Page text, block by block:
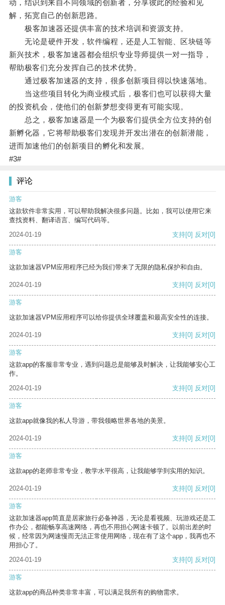
动，结识到来自不同领域的创新者，分享彼此的经验和见
解，拓宽自己的创新思路。
极客加速器还提供丰富的技术培训和资源支持。
无论是硬件开发，软件编程，还是人工智能、区块链等
新兴技术，极客加速器都会组织专业导师提供一对一指导，
帮助极客们充分发挥自己的技术优势。
通过极客加速器的支持，很多创新项目得以快速落地。
当这些项目转化为商业模式后，极客们也可以获得大量
的投资机会，使他们的创新梦想变得更有可能实现。
总之，极客加速器是一个为极客们提供全方位支持的创
新孵化器，它将帮助极客们发现并开发出潜在的创新潜能，
进而加速他们的创新项目的孵化和发展。
#3#
评论
游客
这款软件非常实用，可以帮助我解决很多问题。比如，我可以使用它来
查找资料、翻译语言、编写代码等。
2024-01-19
支持[0] 反对[0]
游客
这款加速器VPM应用程序已经为我们带来了无限的隐私保护和自由。
2024-01-19 支持[0] 反对[0]
游客
这款加速器VPM应用程序可以给你提供全球覆盖和最高安全性的连接。
2024-01-19 支持[0] 反对[0]
游客
这款app的客服非常专业，遇到问题总是能够及时解决，让我能够安心工
作。
2024-01-19
支持[0] 反对[0]
游客
这款app就像我的私人导游，带我领略世界各地的美景。
2024-01-19 支持[0] 反对[0]
游客
这款app的老师非常专业，教学水平很高，让我能够学到实用的知识。
2024-01-19 支持[0] 反对[0]
游客
这款加速器app简直是居家旅行必备神器，无论是看视频、玩游戏还是工
作办公，都能畅享高速网络，再也不用担心网速卡顿了。以前出差的时
候，经常因为网速慢而无法正常使用网络，现在有了这个app，我再也不
用担心了。
2024-01-19
支持[0] 反对[0]
游客
这款app的商品种类非常丰富，可以满足我所有的购物需求。